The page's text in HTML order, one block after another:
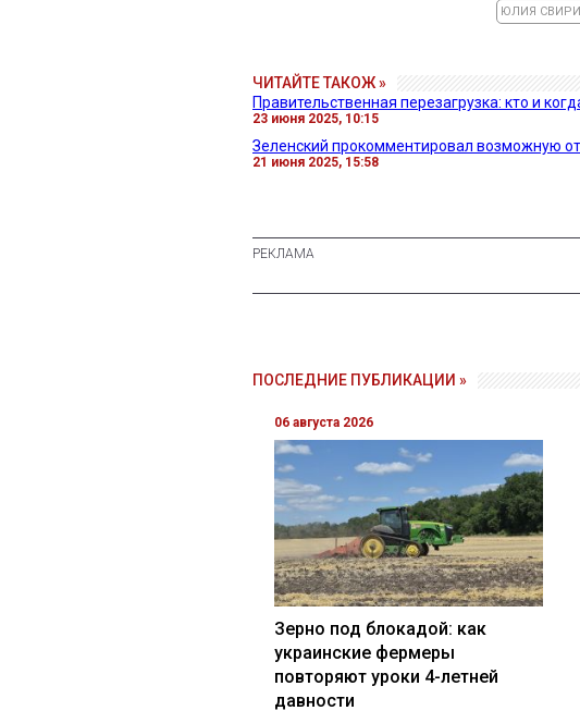
ЮЛИЯ
ЧИТАЙТЕ ТАКОЖ »
Правительственная перезагрузка: кто и
23 июня 2025, 10:15
Зеленский прокомментировал возможную
21 июня 2025, 15:58
ПОСЛЕДНИЕ ПУБЛИКАЦИИ »
06 августа 2026
Зерно под блокадой: как
украинские фермеры
повторяют уроки 4-летней
давности